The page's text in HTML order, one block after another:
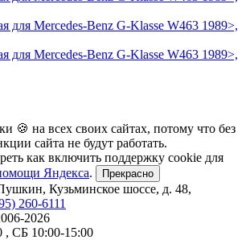
🍪 на всех своих сайтах, потому что без
сайта не будут работать.
как включить поддержку cookie для
Яндекса. Прекрасно
Кузьминское шоссе, д. 48,
260-6111
2026
, СБ 10:00-15:00